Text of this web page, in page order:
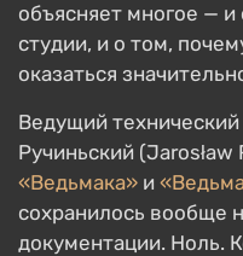
объясняет многое —
студии, и о том,
оказаться
Ведущий
Ручиньский (Jarosław
«Ведьмака» и
сохранилось вообще
документации. Ноль.